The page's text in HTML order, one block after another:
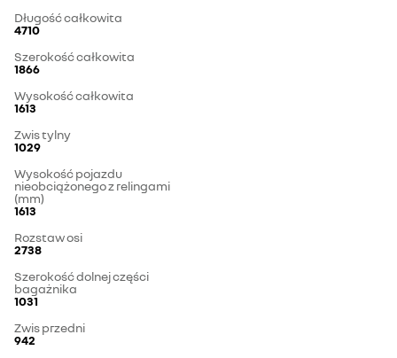
Długość całkowita
4710
Szerokość całkowita
1866
Wysokość całkowita
1613
Zwis tylny
1029
Wysokość pojazdu
nieobciążonego z relingami
(mm)
1613
Rozstaw osi
2738
Szerokość dolnej części
bagażnika
1031
Zwis przedni
942